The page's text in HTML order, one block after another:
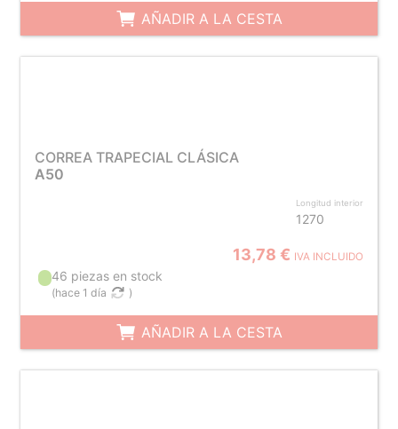
AÑADIR A LA CESTA
CORREA TRAPECIAL CLÁSICA
A50
Longitud interior
1270
13,78 € IVA INCLUIDO
46 piezas en stock
(hace 1 día )
AÑADIR A LA CESTA